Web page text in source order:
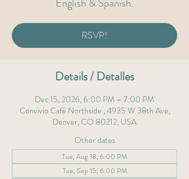
RSVP!
Details / Detalles
Dec 15, 2026, 6:00 PM – 7:00 PM
Convivio Café Northside , 4935 W 38th Ave,
Denver, CO 80212, USA
Other dates
Tue, Aug 18, 6:00 PM
Tue, Sep 15, 6:00 PM